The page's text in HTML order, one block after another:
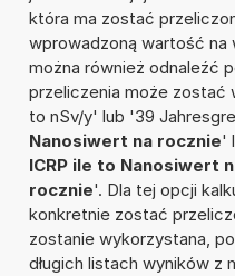
która ma zostać
wprowadzoną wartość na
można również odnaleźć
przeliczenia może zostać
to nSv/y' lub '39
Nanosiwert na rocznie'
ICRP ile to Nanosiwert
rocznie'. Dla tej opcji
konkretnie zostać
zostanie wykorzystana,
długich listach wyników z